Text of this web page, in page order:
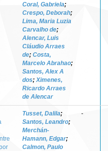
Coral, Gabriela;
Crespo, Deborah;
Lima, Maria Luzia
Carvalho de;
Alencar, Luis
Cláudio Arraes
de; Costa,
Marcelo Abrahao;
Santos, Alex A
dos; Ximenes,
Ricardo Arraes
de Alencar
Tusset, Dalila;
Santos, Leandro;
Merchán-
Hamann, Edgar;
Calmon, Paulo
-